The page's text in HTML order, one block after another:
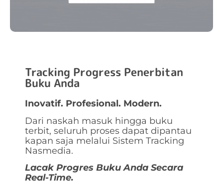
Tracking Progress Penerbitan
Buku Anda
Inovatif. Profesional. Modern.
Dari naskah masuk hingga buku
terbit, seluruh proses dapat dipantau
kapan saja melalui Sistem Tracking
Nasmedia.
Lacak Progres Buku Anda Secara
Real-Time.